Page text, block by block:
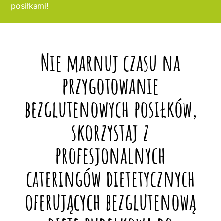
posiłkami!
Nie marnuj czasu na
przygotowanie
bezglutenowych posiłków,
skorzystaj z
profesjonalnych
cateringów dietetycznych
oferujących bezglutenową